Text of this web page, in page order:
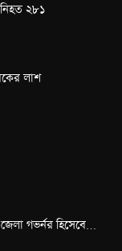
২৮১
লাশ
গভর্নর হিসেবে…